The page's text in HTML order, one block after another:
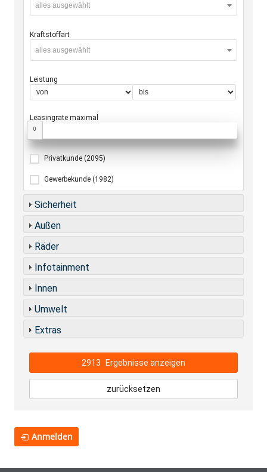
alles ausgewählt
Kraftstoffart
alles ausgewählt
Leistung
Leasingrate maximal
0
Privatkunde (2095)
Gewerbekunde (1982)
Sicherheit
Außen
Räder
Infotainment
Innen
Umwelt
Extras
2913 Ergebnisse anzeigen
zurücksetzen
Anmelden